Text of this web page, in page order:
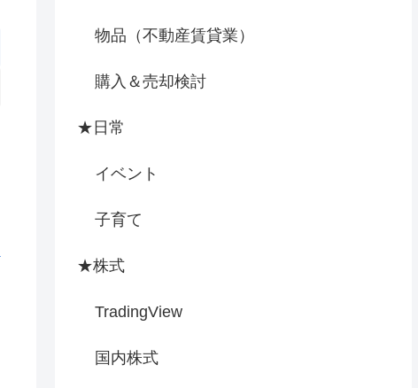
物品（不動産賃貸業）
購入＆売却検討
★日常
イベント
子育て
★株式
TradingView
国内株式